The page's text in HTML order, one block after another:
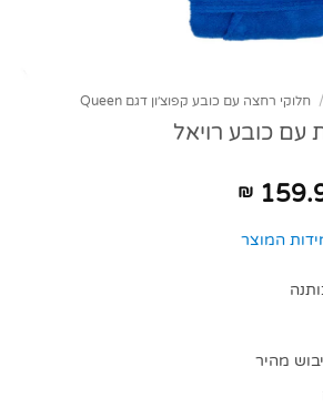
/ חלוקי רחצה עם כובע קפוצ׳ון דגם Queen
כובע רויאל
₪
המוצר
מהיר